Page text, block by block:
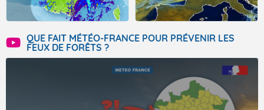
QUE FAIT MÉTÉO-FRANCE POUR PRÉVENIR LES
FEUX DE FORÊTS ?